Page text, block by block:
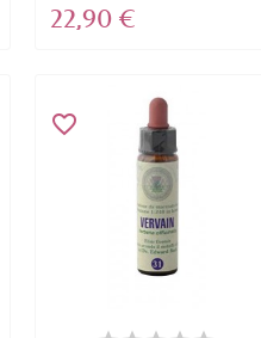
22,90 €
favorite_border